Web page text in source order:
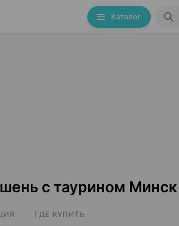
Каталог
с таурином Минск
ГДЕ КУПИТЬ